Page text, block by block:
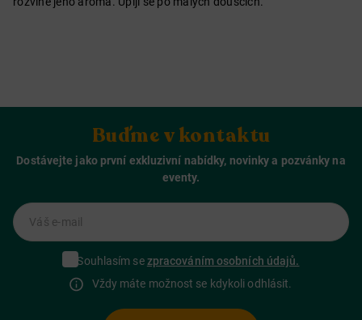
Buďme v kontaktu
Dostávejte jako první exkluzivní nabídky, novinky a pozvánky na
eventy.
Váš e-mail
Souhlasím sezpracováním osobních údajů.
Vždy máte možnost se kdykoli odhlásit.